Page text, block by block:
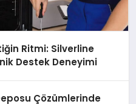
Ritmi: Silverline
Destek Deneyimi
Çözümlerinde